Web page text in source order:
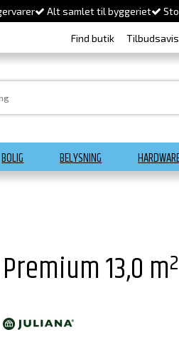
Alt samlet til byggeriet
Find butik
BOLIG BELYSNING
Premium 13,0